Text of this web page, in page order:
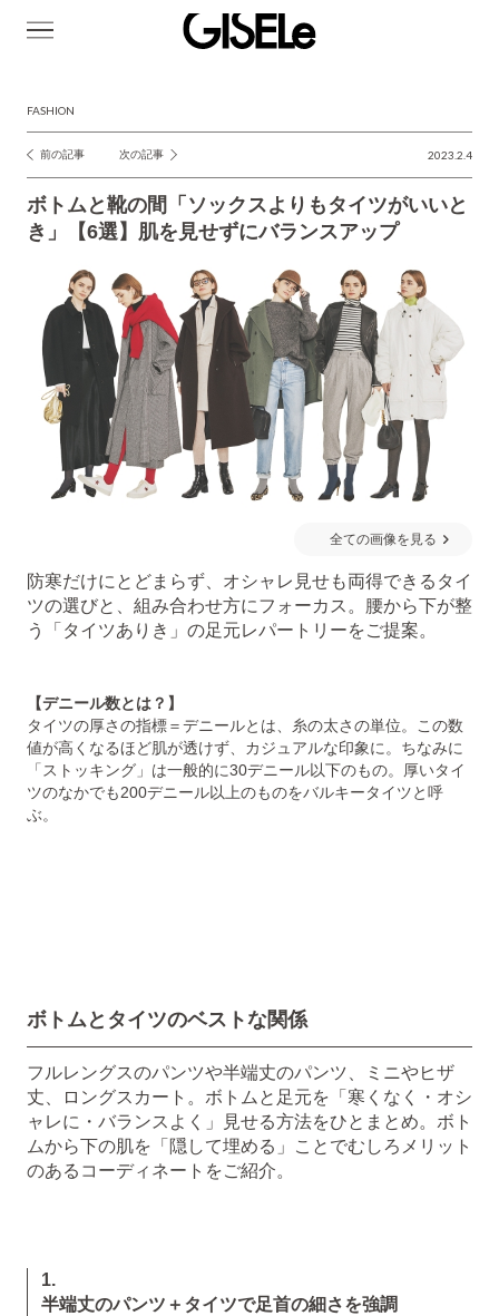
FASHION
投
稿
ナ
ー
シ
ョ
ン
前の記事 次の記事 2023.2.4
ボトムと靴の間「ソックスよりもタイツがいいと
き」【6選】肌を見せずにバランスアップ
全ての画像を見る
防寒だけにとどまらず、オシャレ見せも両得できるタイ
ツの選びと、組み合わせ方にフォーカス。腰から下が整
う「タイツありき」の足元レパートリーをご提案。
【デニール数とは？】
タイツの厚さの指標＝デニールとは、糸の太さの単位。この数
値が高くなるほど肌が透けず、カジュアルな印象に。ちなみに
「ストッキング」は一般的に30デニール以下のもの。厚いタイ
ツのなかでも200デニール以上のものをバルキータイツと呼
ぶ。
ボトムとタイツのベストな関係
フルレングスのパンツや半端丈のパンツ、ミニやヒザ
丈、ロングスカート。ボトムと足元を「寒くなく・オシ
ャレに・バランスよく」見せる方法をひとまとめ。ボト
ムから下の肌を「隠して埋める」ことでむしろメリット
のあるコーディネートをご紹介。
1.
半端丈のパンツ＋タイツで足首の細さを強調